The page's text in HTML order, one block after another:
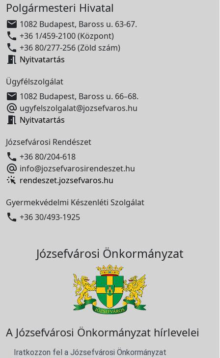
Polgármesteri Hivatal
 1082 Budapest, Baross u. 63-67.
 +36 1/459-2100 (Központ)
 +36 80/277-256 (Zöld szám)
 Nyitvatartás
Ügyfélszolgálat
 1082 Budapest, Baross u. 66–68.
 ugyfelszolgalat@jozsefvaros.hu
 Nyitvatartás
Józsefvárosi Rendészet
 +36 80/204-618
 info@jozsefvarosirendeszet.hu
rendeszet.jozsefvaros.hu
Gyermekvédelmi Készenléti Szolgálat
 +36 30/493-1925
Józsefvárosi Önkormányzat
A Józsefvárosi Önkormányzat hírlevelei
Iratkozzon fel a Józsefvárosi Önkormányzat